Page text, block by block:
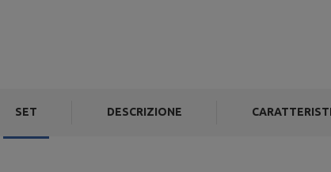
SET DESCRIZIONE